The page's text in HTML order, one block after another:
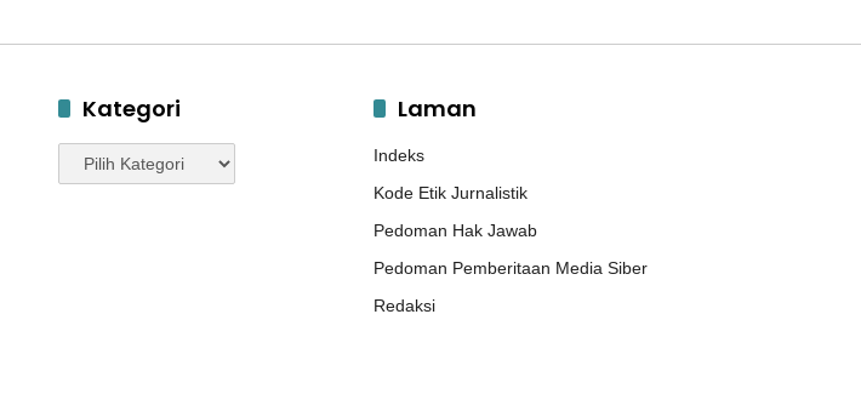
Kategori
Kategori
Laman
Indeks
Kode Etik Jurnalistik
Pedoman Hak Jawab
Pedoman Pemberitaan Media Siber
Redaksi